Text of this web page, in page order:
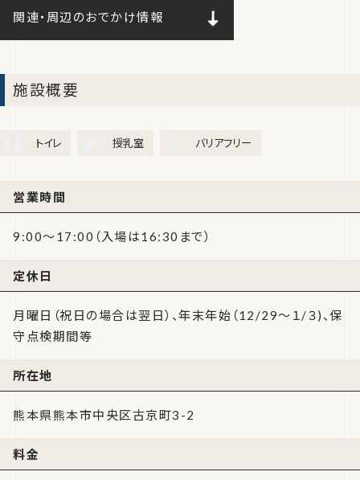
関連・周辺のおでかけ情報
施設概要
トイレ 授乳室 バリアフリー
営業時間
9:00～17:00（入場は16:30まで）
定休日
月曜日（祝日の場合は翌日）、年末年始（12/29～１/３)、保
守点検期間等
所在地
熊本県熊本市中央区古京町3-2
料金